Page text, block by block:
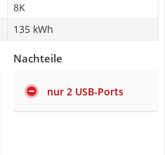
8K
135 kWh
Nachteile
nur 2 USB-Ports